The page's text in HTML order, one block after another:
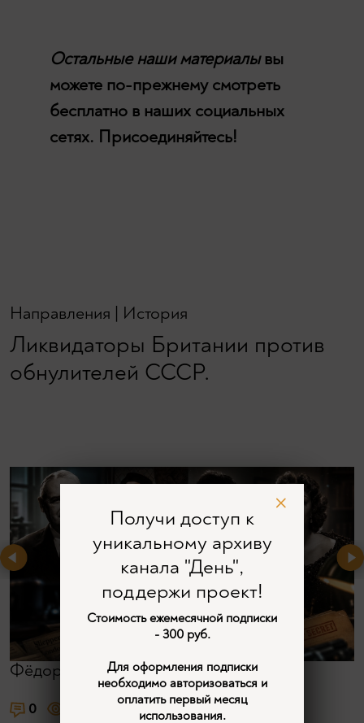
Остальные наши материалывы
можете по-прежнему смотреть
бесплатно в наших социальных
сетях. Присоединяйтесь!
Направления История
Ликвидаторы Британии против
обнулителей СССР.
Фёдор Раззаков
0
Получи доступ к
уникальному архиву
канала "День",
поддержи проект!
Стоимость ежемесячной подписки
- 300 руб.
Для оформления подписки
необходимо авторизоваться и
оплатить первый месяц
использования.